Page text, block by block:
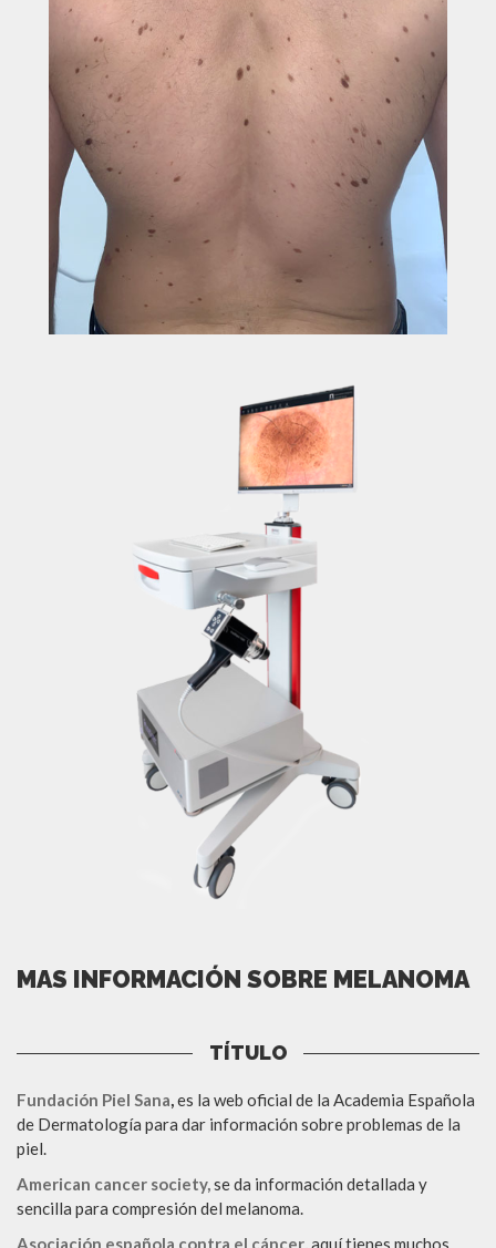
MAS INFORMACIÓN SOBRE MELANOMA
Fundación Piel Sana
es la web oficial de la Academia Española
de Dermatología para dar información sobre problemas de la
piel.
American cancer society, se da información detallada y
sencilla para compresión del melanoma.